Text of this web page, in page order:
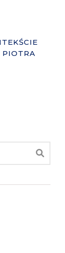
PIOTRA